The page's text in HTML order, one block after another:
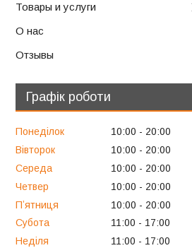
Товары и услуги
О нас
Отзывы
Графік роботи
Понеділок 10:00
20:00
Вівторок
10:00
20:00
Середа
10:00
20:00
Четвер
10:00
20:00
Пʼятниця
10:00
20:00
Субота
11:00
17:00
Неділя
11:00 17:00